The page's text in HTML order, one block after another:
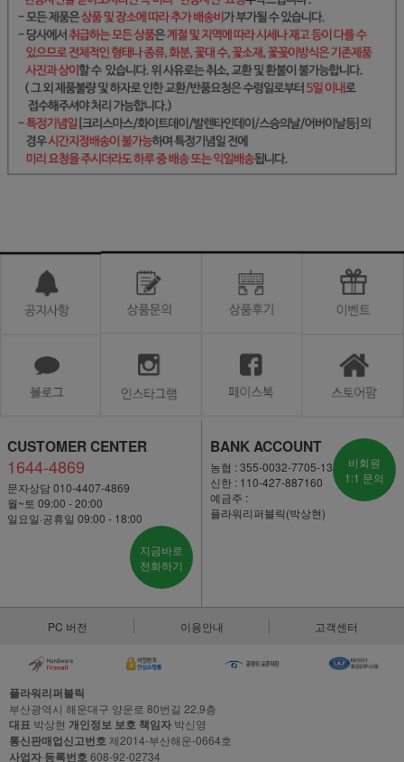
CUSTOMER CENTER
1644-4869
문자상담 010-4407-4869
월~토 09:00 - 20:00
일요일·공휴일 09:00 - 18:00
지금바로
전화하기
BANK ACCOUNT
농협 : 355-0032-7705-13
신한 : 110-427-887160
예금주 :
플라워리퍼블릭(박상현)
비회원
1:1 문의
PC 버전 이용안내 고객센터
플라워리퍼블릭
부산광역시 해운대구 양운로 80번길 22,9층
대표 박상현 개인정보 보호 책임자 박신영
통신판매업신고번호 제2014-부산해운-0664호
사업자 등록번호 608-92-02734